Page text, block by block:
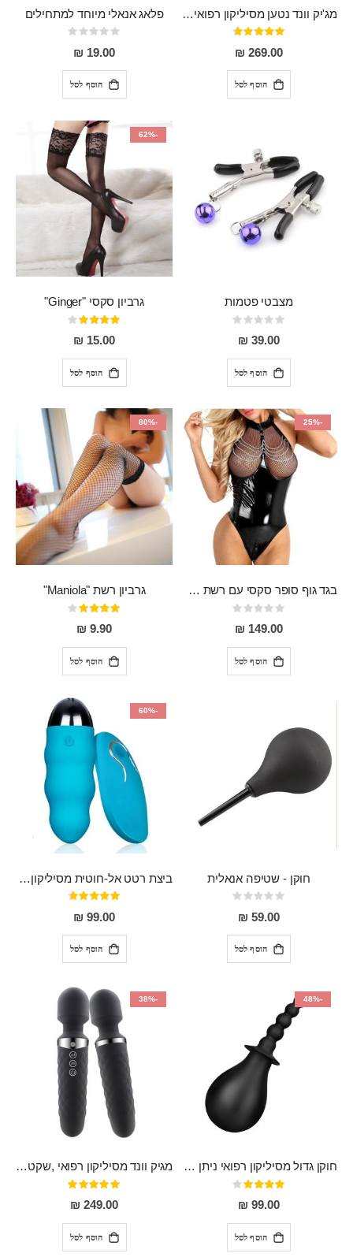
מג'יק וונד נטען מסיליקון רפואי חזק בעל 12 מצבי רטט ו6 מהירויות שונות ROMI
דירוג:
93%
269.00 ₪
הוסף לסל
פלאג אנאלי מיוחד למתחילים
Rating:
0%
19.00 ₪
הוסף לסל
מצבטי פטמות
Rating:
0%
39.00 ₪
הוסף לסל
-62%
גרביון סקסי "Ginger"
דירוג:
80%
15.00 ₪
הוסף לסל
-25%
בגד גוף סופר סקסי עם רשת שקופה בחזה ושרשרות מלמעלה וריצרץ מלמטה Pan במפשעה
Rating:
0%
149.00 ₪
הוסף לסל
-80%
גרביון רשת "Maniola"
דירוג:
80%
9.90 ₪
הוסף לסל
חוקן - שטיפה אנאלית
Rating:
0%
59.00 ₪
הוסף לסל
-60%
ביצת רטט אל-חוטית מסיליקון רפואי בגודל של 8 ס"מ ורוחב 3 ס"מ בעלת 20 מהירויות שונות "ENKI"
דירוג:
93%
99.00 ₪
הוסף לסל
-48%
חוקן גדול מסיליקון רפואי ניתן לשימוש גם כפלאג וגם כחרוזים אנאלים
דירוג:
80%
99.00 ₪
הוסף לסל
-38%
מגיק וונד מסיליקון רפואי ,שקט במיוחד, נטען בעל 10 מהירויות שונות "Erna"
דירוג:
100%
249.00 ₪
הוסף לסל